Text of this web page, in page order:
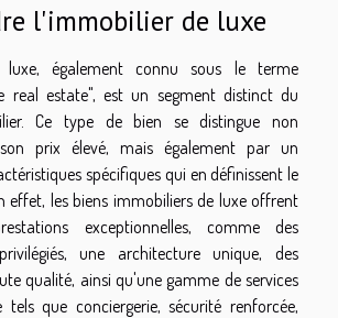
l'immobilier de luxe
luxe, également connu sous le terme
real estate", est un segment distinct du
Ce type de bien se distingue non
prix élevé, mais également par un
spécifiques qui en définissent le
effet, les biens immobiliers de luxe offrent
exceptionnelles, comme des
une architecture unique, des
qualité, ainsi qu'une gamme de services
que conciergerie, sécurité renforcée,